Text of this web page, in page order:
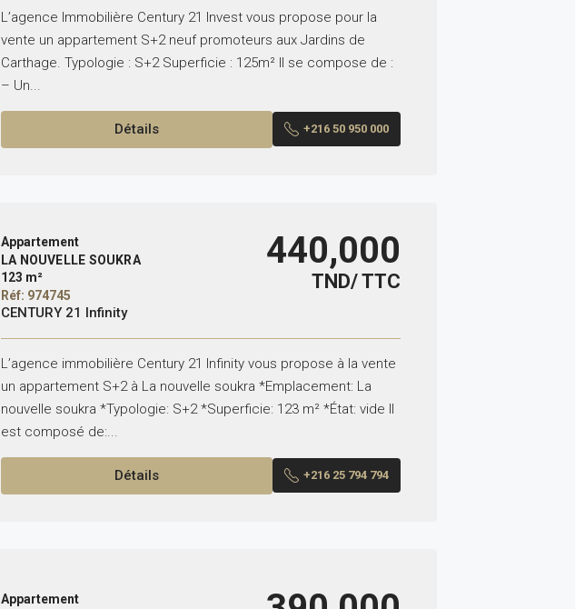
L’agence Immobilière Century 21 Invest vous propose pour la
vente un appartement S+2 neuf promoteurs aux Jardins de
Carthage. Typologie : S+2 Superficie : 125m² Il se compose de :
– Un...
Détails +216 50 950 000
Appartement
LA NOUVELLE SOUKRA
123 m²
Réf: 974745
CENTURY 21 Infinity
440,000
TND/ TTC
L’agence immobilière Century 21 Infinity vous propose à la vente
un appartement S+2 à La nouvelle soukra *Emplacement: La
nouvelle soukra *Typologie: S+2 *Superficie: 123 m² *État: vide Il
est composé de:...
Détails +216 25 794 794
Appartement